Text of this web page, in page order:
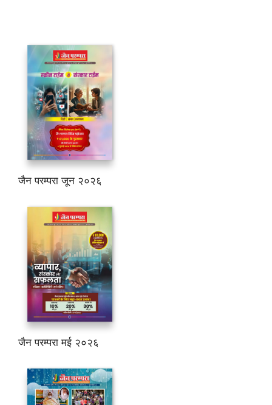
जैन परम्परा जून २०२६
जैन परम्परा मई २०२६